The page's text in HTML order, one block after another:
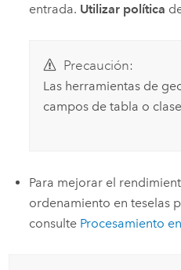
entrada. Utilizar política
Precaución:
Las herramientas de
campos de tabla o
Para mejorar el
ordenamiento en teselas
consulte Procesamiento